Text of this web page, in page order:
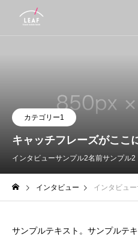
カテゴリー1
キャッチフレーズがここ
インタビューサンプル2名前サンプル2
インタビュー インタビュ
サンプルテキスト。サンプルテキ